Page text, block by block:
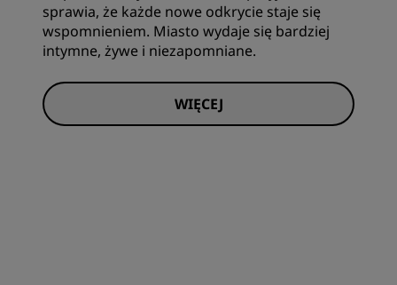
sprawia, że każde nowe odkrycie staje się
wspomnieniem. Miasto wydaje się bardziej
intymne, żywe i niezapomniane.
WIĘCEJ